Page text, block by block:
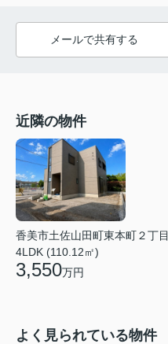
メールで共有する
近隣の物件
香美市土佐山田町東本町２丁目
4LDK (110.12㎡)
3,550万円
よく見られている物件